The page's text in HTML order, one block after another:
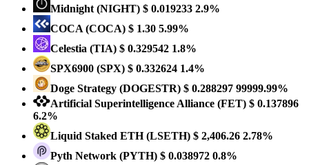
Midnight (NIGHT) $ 0.019233 2.9%
COCA (COCA) $ 1.30 5.99%
Celestia (TIA) $ 0.329542 1.8%
SPX6900 (SPX) $ 0.332624 1.4%
Doge Strategy (DOGESTR) $ 0.288297 99999.99%
Artificial Superintelligence Alliance (FET) $ 0.137896
6.2%
Liquid Staked ETH(LSETH) $ 2,406.26 2.78%
Pyth Network (PYTH) $ 0.038972 0.8%